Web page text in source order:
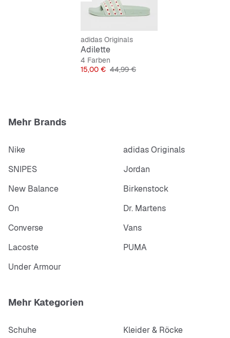
adidas Originals
Adilette
4 Farben
Preis
15,00 € Originalpreis
44,99 €
Mehr Brands
Nike
adidas Originals
SNIPES
Jordan
New Balance
Birkenstock
On
Dr. Martens
Converse
Vans
Lacoste
PUMA
Under Armour
Mehr Kategorien
Schuhe
Kleider & Röcke